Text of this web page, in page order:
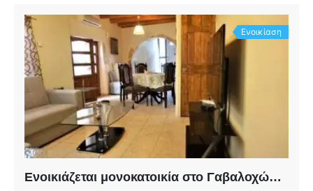
Ενοικίαση
Ενοικιάζεται μονοκατοικία στο Γαβαλοχώρι Αποκορώνου.